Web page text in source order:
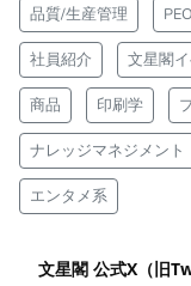
品質/生産管理
社員紹介 文星閣
商品 印刷学
ナレッジマネジメント
エンタメ系
文星閣 公式X（旧